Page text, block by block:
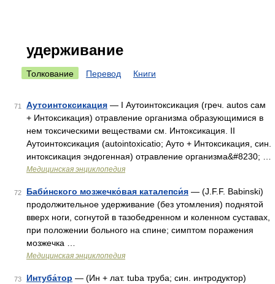
удерживание
Толкование Перевод Книги
71 Аутоинтоксикация — I Аутоинтоксикация (греч. autos сам
+ Интоксикация) отравление организма образующимися в
нем токсическими веществами см. Интоксикация. II
Аутоинтоксикация (autointoxicatio; Ауто + Интоксикация, син.
интоксикация эндогенная) отравление организма&#8230; …
Медицинская энциклопедия
72 Баби́нского мозжечко́вая каталепси́я — (J.F.F. Babinski)
продолжительное удерживание (без утомления) поднятой
вверх ноги, согнутой в тазобедренном и коленном суставах,
при положении больного на спине; симптом поражения
мозжечка …
Медицинская энциклопедия
73 Интуба́тор — (Ин + лат. tuba труба; син. интродуктор)